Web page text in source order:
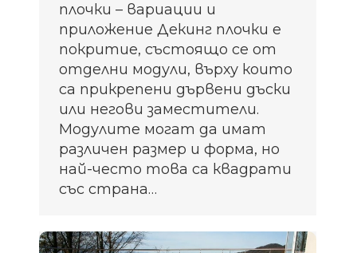
плочки – вариации и
приложение Декинг плочки е
покритие, състоящо се от
отделни модули, върху които
са прикрепени дървени дъски
или негови заместители.
Модулите могат да имат
различен размер и форма, но
най-често това са квадрати
със страна…